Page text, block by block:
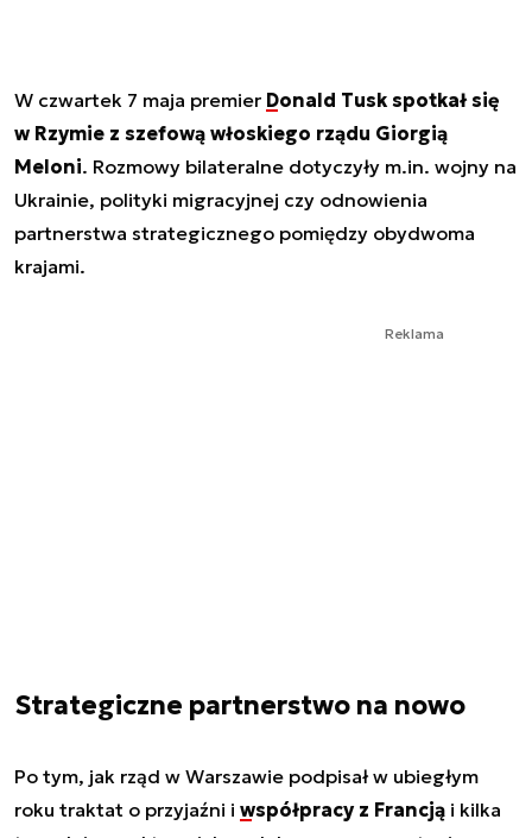
W czwartek 7 maja premier Donald Tusk spotkał się
w Rzymie z szefową włoskiego rządu Giorgią
Meloni. Rozmowy bilateralne dotyczyły m.in. wojny na
Ukrainie, polityki migracyjnej czy odnowienia
partnerstwa strategicznego pomiędzy obydwoma
krajami.
Reklama
Strategiczne partnerstwo na nowo
Po tym, jak rząd w Warszawie podpisał w ubiegłym
roku traktat o przyjaźni i współpracy z Francją i kilka